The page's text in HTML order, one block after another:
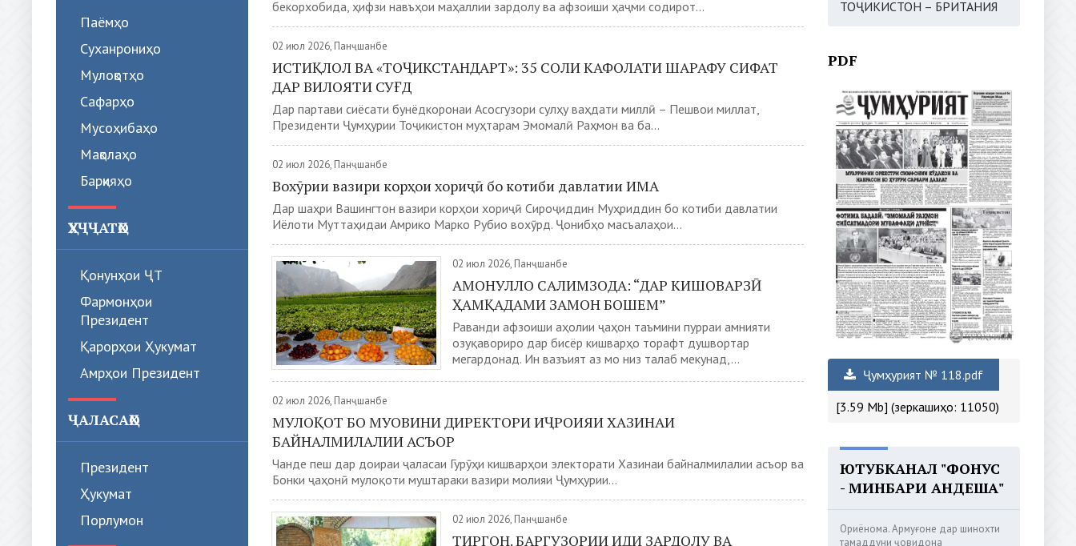
Паёмҳо
Суханрониҳо
Мулоқотҳо
Сафарҳо
Мусоҳибаҳо
Мақолаҳо
Барқияҳо
ҲУҶҶАТҲО
Қонунҳои ҶТ
Фармонҳои
Президент
Қарорҳои Ҳукумат
Амрҳои Президент
ҶАЛАСАҲО
Президент
Ҳукумат
Порлумон
бекорхобида, ҳифзи навъҳои маҳаллии зардолу ва афзоиши ҳаҷми содирот...
02 июл 2026, Панҷшанбе
ИСТИҚЛОЛ ВА «ТОҶИКСТАНДАРТ»: 35 СОЛИ КАФОЛАТИ ШАРАФУ СИФАТ
ДАР ВИЛОЯТИ СУҒД
Дар партави сиёсати бунёдкоронаи Асосгузори сулҳу ваҳдати миллӣ – Пешвои миллат,
Президенти Ҷумҳурии Тоҷикистон муҳтарам Эмомалӣ Раҳмон ва ба...
02 июл 2026, Панҷшанбе
Вохӯрии вазири корҳои хориҷӣ бо котиби давлатии ИМА
Дар шаҳри Вашингтон вазири корҳои хориҷӣ Сироҷиддин Муҳриддин бо котиби давлатии
Иёлоти Муттаҳидаи Амрико Марко Рубио вохӯрд. Ҷонибҳо масъалаҳои...
02 июл 2026, Панҷшанбе
АМОНУЛЛО САЛИМЗОДА: “ДАР КИШОВАРЗӢ
ҲАМҚАДАМИ ЗАМОН БОШЕМ”
Раванди афзоиши аҳолии ҷаҳон таъмини пурраи амнияти
озуқавориро дар бисёр кишварҳо торафт душвортар
мегардонад. Ин вазъият аз мо низ талаб мекунад,...
02 июл 2026, Панҷшанбе
МУЛОҚОТ БО МУОВИНИ ДИРЕКТОРИ ИҶРОИЯИ ХАЗИНАИ
БАЙНАЛМИЛАЛИИ АСЪОР
Чанде пеш дар доираи ҷаласаи Гурӯҳи кишварҳои электорати Хазинаи байналмилалии асъор ва
Бонки ҷаҳонӣ мулоқоти муштараки вазири молияи Ҷумҳурии...
02 июл 2026, Панҷшанбе
ТИРГОН. БАРГУЗОРИИ ИДИ ЗАРДОЛУ ВА
ТОҶИКИСТОН – БРИТАНИЯ
PDF
Ҷумҳурият № 118.pdf
[3.59 Mb] (зеркашиҳо: 11050)
ЮТУБКАНАЛ "ФОНУС
- МИНБАРИ АНДЕША"
Ориёнома. Армуғоне дар шинохти
тамаддуни ҷовидона